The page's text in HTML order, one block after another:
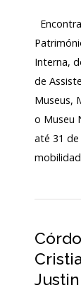
EXTERNA
ANOS
Exposições
Cooperação
Notícias/
Interna,
de
Museus,
o Museu
até 31